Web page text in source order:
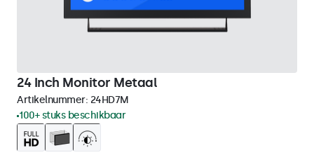
24 Inch Monitor Metaal
Artikelnummer: 24HD7M
100+ stuks beschikbaar